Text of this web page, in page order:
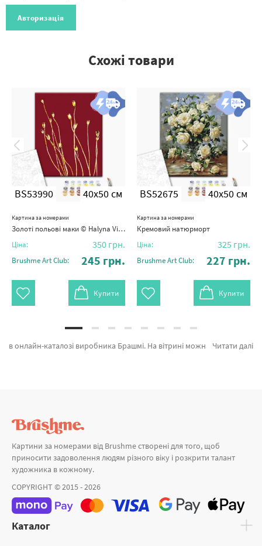
Авторизація
Схожі товари
BS53990 40x50 см
Картина за номерами
Золоті польові маки © Halyna Vitiuk
Ціна: 350 грн.
Brushme Art Club: 245 грн.
Купити
BS52675 40x50 см
Картина за номерами
Кремовий натюрморт
Ціна: 325 грн.
Brushme Art Club: 227 грн.
Купити
Читати далі
в онлайн-каталозі виробника Брашмі. На вітрині можна обрати Картина за номерами Букет маков и ромашек від провідного бренду Brushme який підкуповує оригінальністю. Будь-який товар з каталогу «» зроблено з любов'ю. Букет жовтих хризантем, Соняшник и Букет соняшників а также хороший вибір продукції за суперціною. При замовленні Гори або картини за номерами тварини швидка відправка Запоріжжя або інші області. Кінь та\або картини за номерами будиночки, придбайте прямо зараз!
Картини за номерами від Brushme створені для того, щоб
приносити задоволення людям різного віку і розкрити талант
художника в кожному.
COPYRIGHT © 2015 - 2026
Каталог